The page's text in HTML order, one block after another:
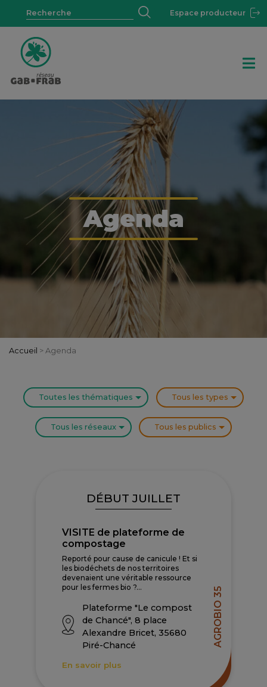
Espace producteur
Agenda
Accueil > Agenda
Toutes les thématiques Tous les types
Tous les réseaux Tous les publics
DÉBUT JUILLET
VISITE de plateforme de
compostage
Reporté pour cause de canicule ! Et si
les biodéchets de nos territoires
devenaient une véritable ressource
pour les fermes bio ?...
Plateforme "Le compost
de Chancé", 8 place
Alexandre Bricet, 35680
Piré-Chancé
En savoir plus
AGROBIO 35